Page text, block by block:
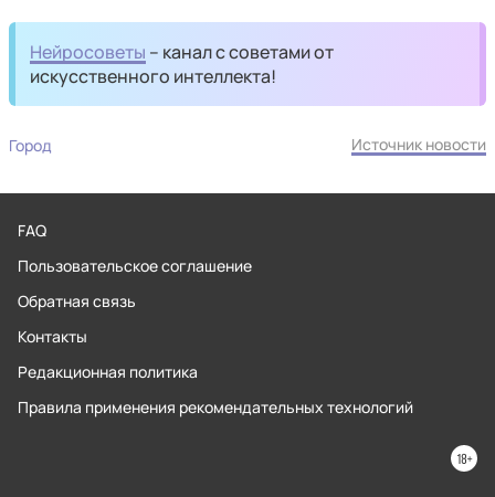
Нейросоветы – канал с советами от
искусственного интеллекта!
Город Источник новости
FAQ
Пользовательское соглашение
Обратная связь
Контакты
Редакционная политика
Правила применения рекомендательных технологий